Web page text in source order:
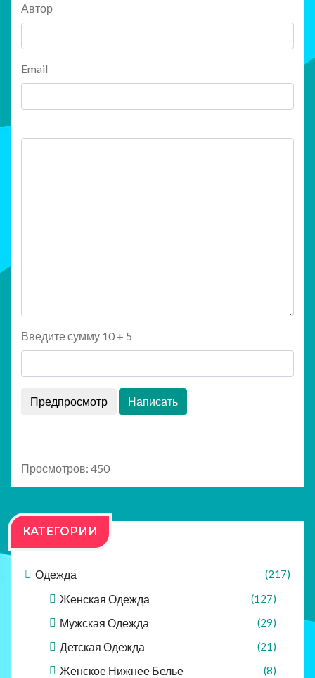
Автор
Email
Введите сумму 10 + 5
Просмотров: 450
КАТЕГОРИИ
Одежда (217)
Женская Одежда (127)
Мужская Одежда (29)
Детская Одежда (21)
Женское Нижнее Белье (8)